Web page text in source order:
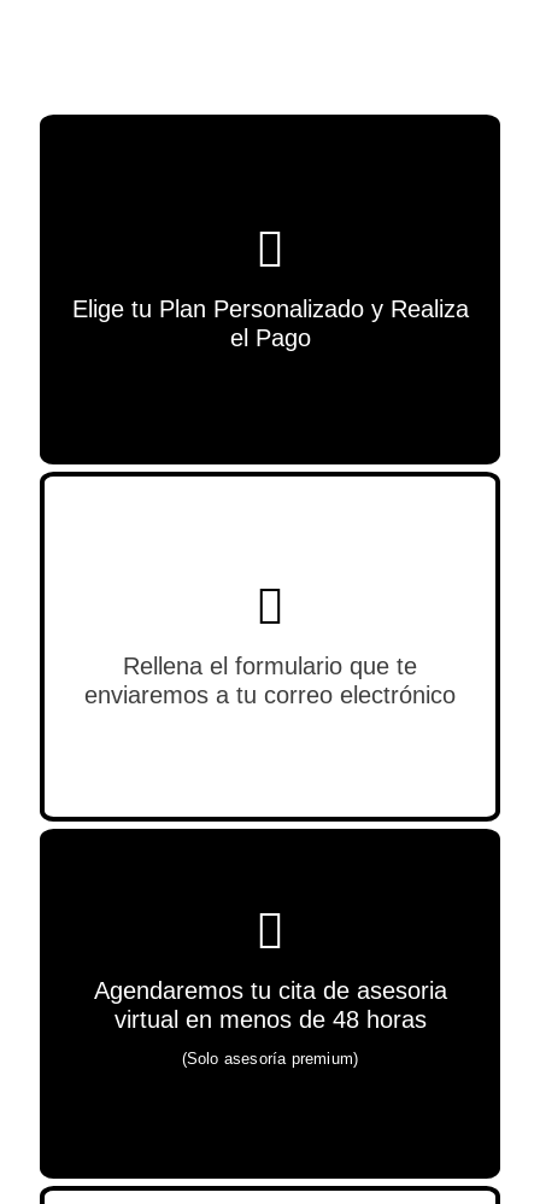
Elige tu Plan Personalizado y Realiza
el Pago
Rellena el formulario que te
enviaremos a tu correo electrónico
Agendaremos tu cita de asesoria
virtual en menos de 48 horas
(Solo asesoría premium)
(Solo asesoría premium)